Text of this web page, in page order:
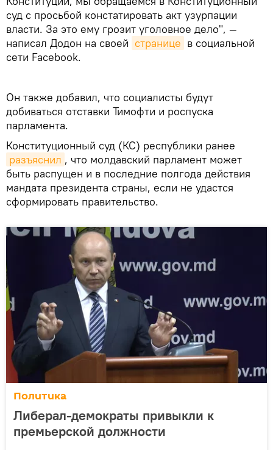
суд с просьбой констатировать акт узурпации
власти. За это ему грозит уголовное дело", —
написал Додон на своей странице в социальной
сети Facebook.
Он также добавил, что социалисты будут
добиваться отставки Тимофти и роспуска
парламента.
Конституционный суд (КС) республики ранее
разъяснил , что молдавский парламент может
быть распущен и в последние полгода действия
мандата президента страны, если не удастся
сформировать правительство.
Политика
Либерал-демократы привыкли к
премьерской должности